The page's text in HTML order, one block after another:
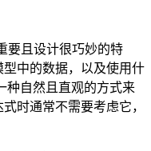
要且设计很巧妙的特
中的数据，以及使用什
种自然且直观的方式来
时通常不需要考虑它，